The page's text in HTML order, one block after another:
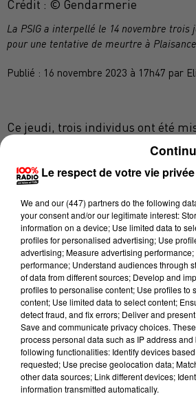
Crédit : © Gendarmerie
La PSIG a interpellé le 14 novembre trois
pour une tentative de meurtre à
Publié : 16 novembre 2023 à 17h47 par
Ce jeudi, trois individus ont été
une tentative de meurtre. Pour
sont déroulés dans la nuit du 4 au
la nuit de Plaisance-du-Touch, il
groupe de jeunes âgés de 17 à 25
sur la voie publique. Afin de
passent une commande d'alcool
internet. Le livreur, âgé de 30
mais très vite, un différend éclate
jeunes. Celui-ci"aurait porté sur le
livraison"indique le procureur de
Toulouse dans un communiqué.
envenimée à tel point que de
la victime. Un des agresseurs va
plusieurs coups de couteau au
Le respect de votre vie
We and our (447) partnersdo the following
your consent and/or our legitimate interest:
information on a device; Use limited data to
profiles for personalised advertising; Use
advertising; Measure advertising
performance; Understand audiences through
of data from different sources; Develop and
profiles to personalise content; Use profiles to
content; Use limited data to select content;
detect fraud, and fix errors; Deliver and
Save and communicate privacy choices.
process personal data such as IP address
following functionalities: Identify devices
requested; Use precise geolocation data;
other data sources; Link different devices;
information transmitted automatically.